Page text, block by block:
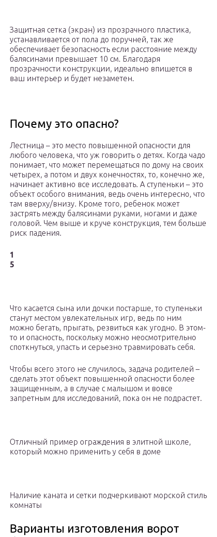
Защитная сетка (экран) из прозрачного пластика,
устанавливается от пола до поручней, так же
обеспечивает безопасность если расстояние между
балясинами превышает 10 см. Благодаря
прозрачности конструкции, идеально впишется в
ваш интерьер и будет незаметен.
Почему это опасно?
Лестница – это место повышенной опасности для
любого человека, что уж говорить о детях. Когда чадо
понимает, что может перемещаться по дому на своих
четырех, а потом и двух конечностях, то, конечно же,
начинает активно все исследовать. А ступеньки – это
объект особого внимания, ведь очень интересно, что
там вверху/внизу. Кроме того, ребенок может
застрять между балясинами руками, ногами и даже
головой. Чем выше и круче конструкция, тем больше
риск падения.
1
5
Что касается сына или дочки постарше, то ступеньки
станут местом увлекательных игр, ведь по ним
можно бегать, прыгать, резвиться как угодно. В этом-
то и опасность, поскольку можно неосмотрительно
споткнуться, упасть и серьезно травмировать себя.
Чтобы всего этого не случилось, задача родителей –
сделать этот объект повышенной опасности более
защищенным, а в случае с малышом и вовсе
запретным для исследований, пока он не подрастет.
Отличный пример ограждения в элитной школе,
который можно применить у себя в доме
Наличие каната и сетки подчеркивают морской стиль
комнаты
Варианты изготовления ворот